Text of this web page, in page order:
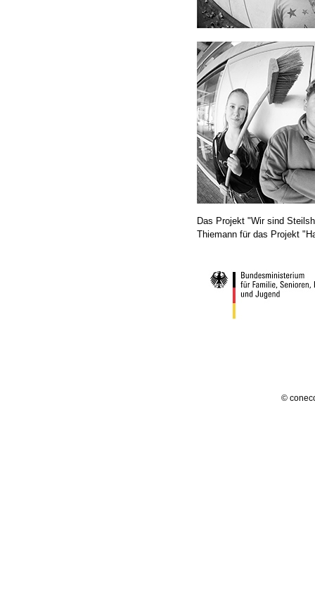
Das Projekt "Wir sind
Thiemann für das Projekt
©